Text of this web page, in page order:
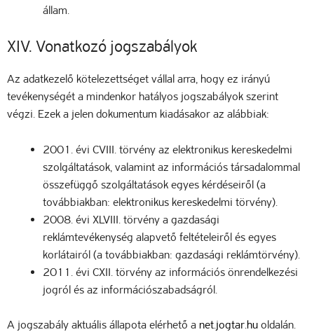
állam.
XIV. Vonatkozó jogszabályok
Az adatkezelő kötelezettséget vállal arra, hogy ez irányú
tevékenységét a mindenkor hatályos jogszabályok szerint
végzi. Ezek a jelen dokumentum kiadásakor az alábbiak:
2001. évi CVIII. törvény az elektronikus kereskedelmi
szolgáltatások, valamint az információs társadalommal
összefüggő szolgáltatások egyes kérdéseiről (a
továbbiakban: elektronikus kereskedelmi törvény).
2008. évi XLVIII. törvény a gazdasági
reklámtevékenység alapvető feltételeiről és egyes
korlátairól (a továbbiakban: gazdasági reklámtörvény).
2011. évi CXII. törvény az információs önrendelkezési
jogról és az információszabadságról.
A jogszabály aktuális állapota elérhető a net.jogtar.hu oldalán.